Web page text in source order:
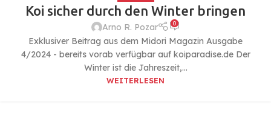
Koi sicher durch den Winter bringen
Arno R. Pozar 0
Exklusiver Beitrag aus dem Midori Magazin Ausgabe
4/2024 - bereits vorab verfügbar auf koiparadise.de Der
Winter ist die Jahreszeit,...
WEITERLESEN